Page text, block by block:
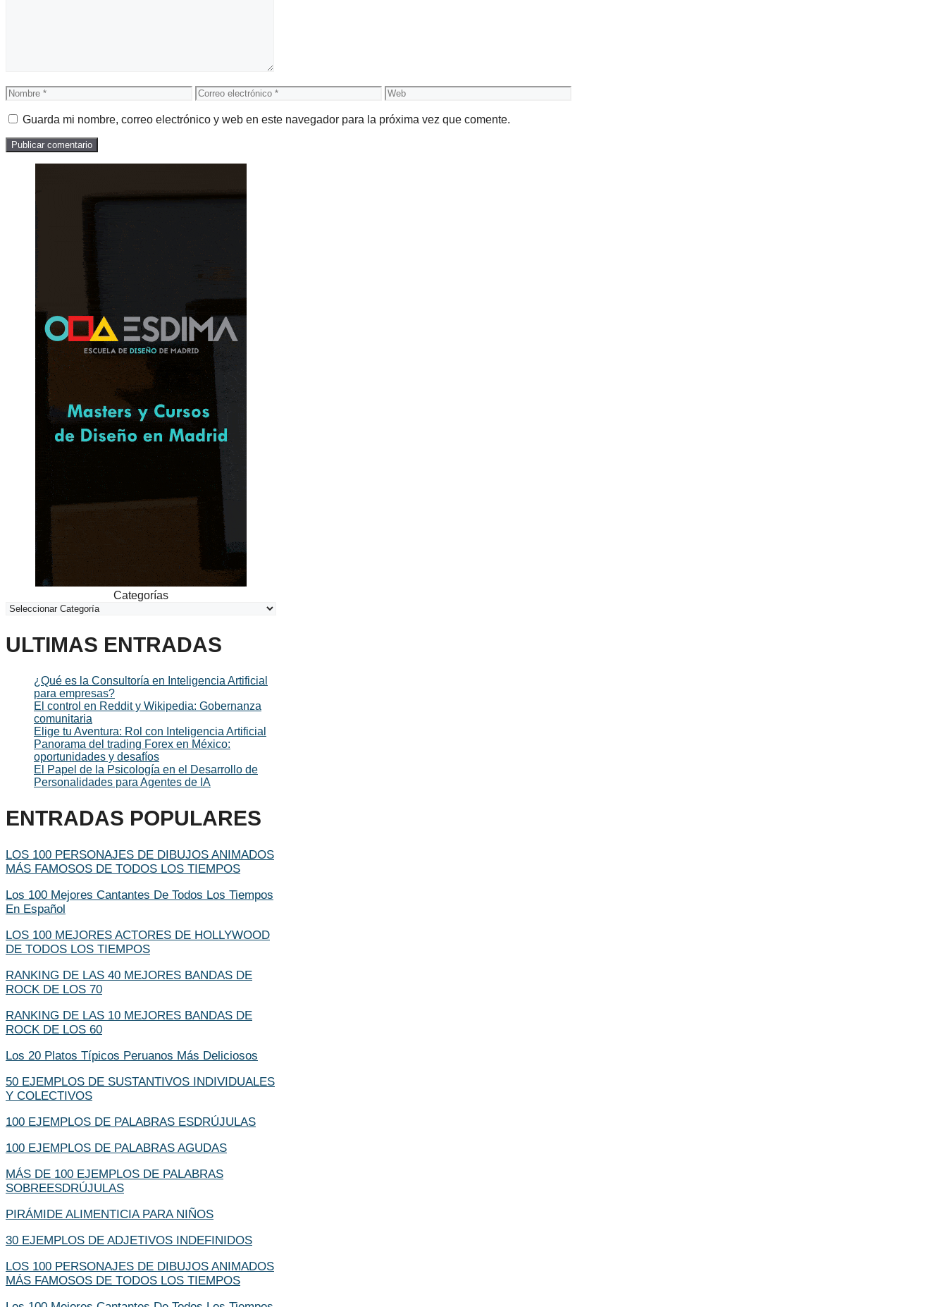
Nombre
Correo
electrónico
Web
Guarda mi nombre, correo electrónico y web en este navegador para la próxima vez que comente.
Categorías
ULTIMAS ENTRADAS
¿Qué es la Consultoría en Inteligencia Artificial
para empresas?
El control en Reddit y Wikipedia: Gobernanza
comunitaria
Elige tu Aventura: Rol con Inteligencia Artificial
Panorama del trading Forex en México:
oportunidades y desafíos
El Papel de la Psicología en el Desarrollo de
Personalidades para Agentes de IA
ENTRADAS POPULARES
LOS 100 PERSONAJES DE DIBUJOS ANIMADOS
MÁS FAMOSOS DE TODOS LOS TIEMPOS
Los 100 Mejores Cantantes De Todos Los Tiempos
En Español
LOS 100 MEJORES ACTORES DE HOLLYWOOD
DE TODOS LOS TIEMPOS
RANKING DE LAS 40 MEJORES BANDAS DE
ROCK DE LOS 70
RANKING DE LAS 10 MEJORES BANDAS DE
ROCK DE LOS 60
Los 20 Platos Típicos Peruanos Más Deliciosos
50 EJEMPLOS DE SUSTANTIVOS INDIVIDUALES
Y COLECTIVOS
100 EJEMPLOS DE PALABRAS ESDRÚJULAS
100 EJEMPLOS DE PALABRAS AGUDAS
MÁS DE 100 EJEMPLOS DE PALABRAS
SOBREESDRÚJULAS
PIRÁMIDE ALIMENTICIA PARA NIÑOS
30 EJEMPLOS DE ADJETIVOS INDEFINIDOS
LOS 100 PERSONAJES DE DIBUJOS ANIMADOS
MÁS FAMOSOS DE TODOS LOS TIEMPOS